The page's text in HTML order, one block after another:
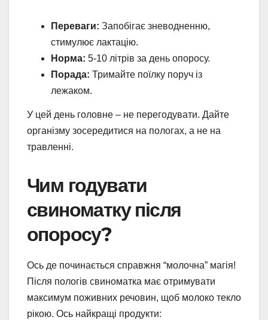
Переваги: Запобігає зневодненню,
стимулює лактацію.
Норма: 5-10 літрів за день опоросу.
Порада: Тримайте поїлку поруч із
лежаком.
У цей день головне – не перегодувати. Дайте
організму зосередитися на пологах, а не на
травленні.
Чим годувати
свиноматку після
опоросу?
Ось де починається справжня “молочна” магія!
Після пологів свиноматка має отримувати
максимум поживних речовин, щоб молоко текло
рікою. Ось найкращі продукти: